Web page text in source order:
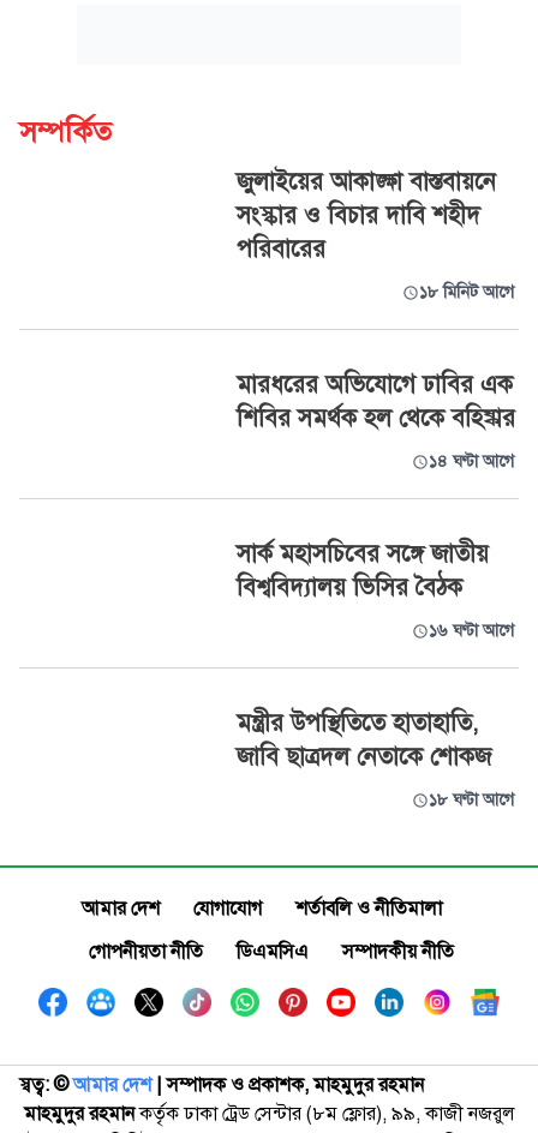
সম্পর্কিত
জুলাইয়ের আকাঙ্ক্ষা বাস্তবায়নে
সংস্কার ও বিচার দাবি শহীদ
পরিবারের
১৮ মিনিট আগে
মারধরের অভিযোগে ঢাবির এক
শিবির সমর্থক হল থেকে বহিষ্কার
১৪ ঘণ্টা আগে
সার্ক মহাসচিবের সঙ্গে জাতীয়
বিশ্ববিদ্যালয় ভিসির বৈঠক
১৬ ঘণ্টা আগে
মন্ত্রীর উপস্থিতিতে হাতাহাতি,
জাবি ছাত্রদল নেতাকে শোকজ
১৮ ঘণ্টা আগে
আমার দেশ যোগাযোগ
শর্তাবলি ও নীতিমালা
গোপনীয়তা নীতি
ডিএমসিএ সম্পাদকীয় নীতি
স্বত্ব: ©️আমার দেশ| সম্পাদক ও প্রকাশক, মাহমুদুর রহমান
মাহমুদুর রহমানকর্তৃক ঢাকা ট্রেড সেন্টার (৮ম ফ্লোর), ৯৯, কাজী নজরুল